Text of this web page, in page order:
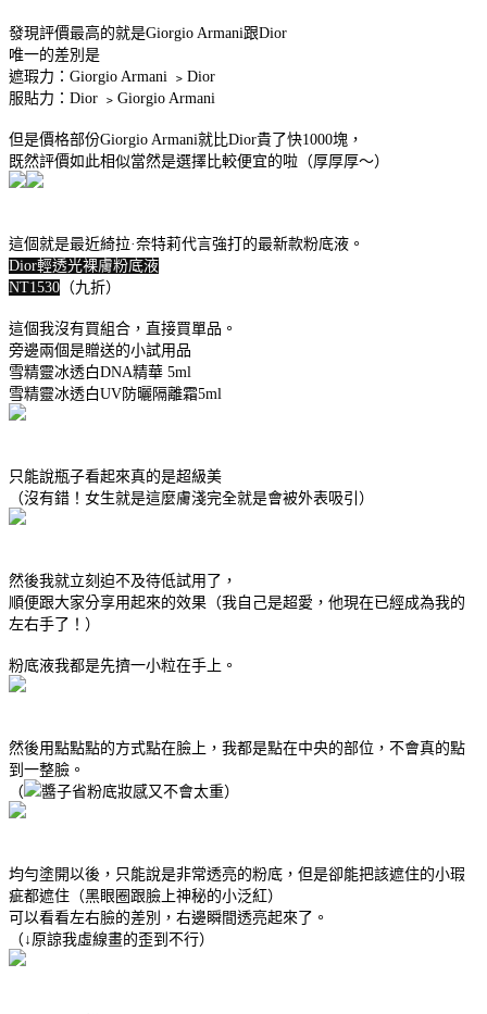
發現評價最高的就是Giorgio Armani跟Dior
唯一的差別是
遮瑕力：Giorgio Armani ﹥Dior
服貼力：Dior ﹥Giorgio Armani
但是價格部份Giorgio Armani就比Dior貴了快1000塊，
既然評價如此相似當然是選擇比較便宜的啦（厚厚厚～）
這個就是最近綺拉·奈特莉代言強打的最新款粉底液。
Dior輕透光裸膚粉底液
NT1530 （九折）
這個我沒有買組合，直接買單品。
旁邊兩個是贈送的小試用品
雪精靈冰透白DNA精華 5ml
雪精靈冰透白UV防曬隔離霜5ml
只能說瓶子看起來真的是超級美
（沒有錯！女生就是這麼膚淺完全就是會被外表吸引）
然後我就立刻迫不及待低試用了，
順便跟大家分享用起來的效果（我自己是超愛，他現在已經成為我的
左右手了！）
粉底液我都是先擠一小粒在手上。
然後用點點點的方式點在臉上，我都是點在中央的部位，不會真的點
到一整臉。
（
醬子省粉底妝感又不會太重）
均勻塗開以後，只能說是非常透亮的粉底，但是卻能把該遮住的小瑕
疵都遮住（黑眼圈跟臉上神秘的小泛紅）
可以看看左右臉的差別，右邊瞬間透亮起來了。
（↓原諒我虛線畫的歪到不行）